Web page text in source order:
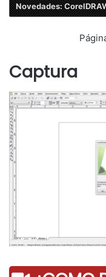
Novedades:
Captura